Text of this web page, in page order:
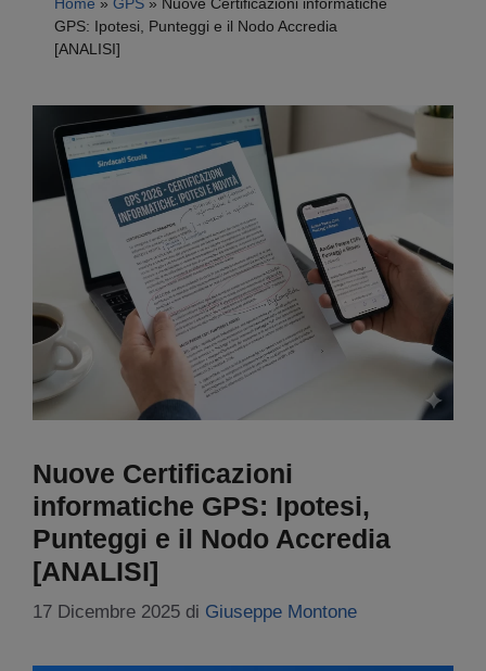
GPS: Ipotesi, Punteggi e il Nodo Accredia
[ANALISI]
Nuove Certificazioni
informatiche GPS: Ipotesi,
Punteggi e il Nodo Accredia
[ANALISI]
17 Dicembre 2025 di Giuseppe Montone